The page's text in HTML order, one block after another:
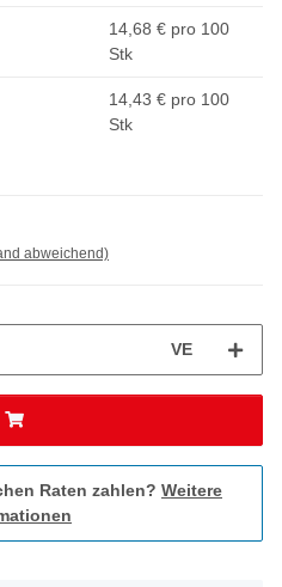
14,68 € pro 100
Stk
14,43 € pro 100
Stk
abweichend)
VE
Raten zahlen? Weitere